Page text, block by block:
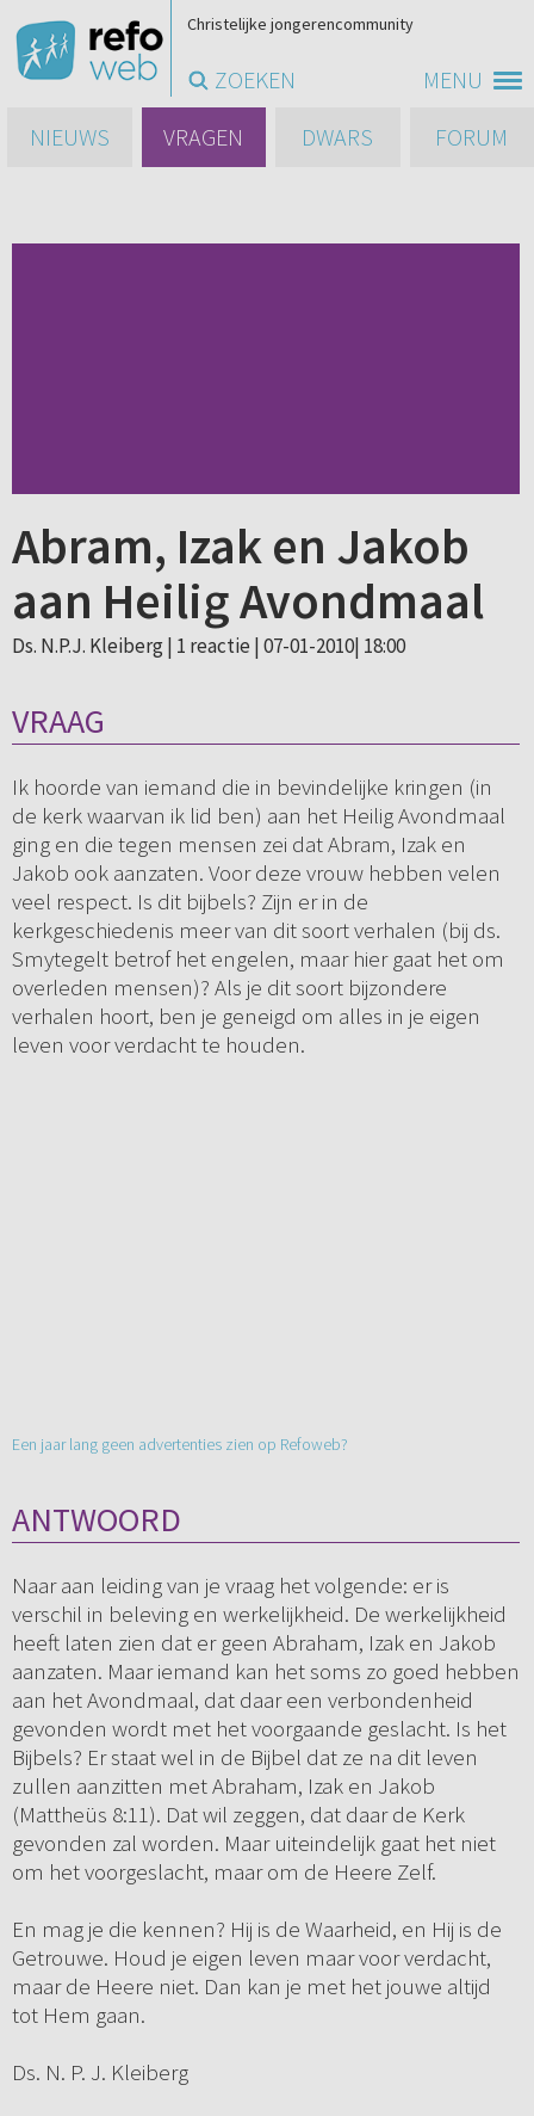
MENU
Christelijke jongerencommunity
ZOEKEN
NIEUWS
VRAGEN DWARS FORUM
Abram, Izak en Jakob
aan Heilig Avondmaal
Ds. N.P.J. Kleiberg | 1 reactie | 07-01-2010| 18:00
VRAAG
Ik hoorde van iemand die in bevindelijke kringen (in
de kerk waarvan ik lid ben) aan het Heilig Avondmaal
ging en die tegen mensen zei dat Abram, Izak en
Jakob ook aanzaten. Voor deze vrouw hebben velen
veel respect. Is dit bijbels? Zijn er in de
kerkgeschiedenis meer van dit soort verhalen (bij ds.
Smytegelt betrof het engelen, maar hier gaat het om
overleden mensen)? Als je dit soort bijzondere
verhalen hoort, ben je geneigd om alles in je eigen
leven voor verdacht te houden.
Een jaar lang geen advertenties zien op Refoweb?
ANTWOORD
Naar aan leiding van je vraag het volgende: er is
verschil in beleving en werkelijkheid. De werkelijkheid
heeft laten zien dat er geen Abraham, Izak en Jakob
aanzaten. Maar iemand kan het soms zo goed hebben
aan het Avondmaal, dat daar een verbondenheid
gevonden wordt met het voorgaande geslacht. Is het
Bijbels? Er staat wel in de Bijbel dat ze na dit leven
zullen aanzitten met Abraham, Izak en Jakob
(Mattheüs 8:11). Dat wil zeggen, dat daar de Kerk
gevonden zal worden. Maar uiteindelijk gaat het niet
om het voorgeslacht, maar om de Heere Zelf.
En mag je die kennen? Hij is de Waarheid, en Hij is de
Getrouwe. Houd je eigen leven maar voor verdacht,
maar de Heere niet. Dan kan je met het jouwe altijd
tot Hem gaan.
Ds. N. P. J. Kleiberg